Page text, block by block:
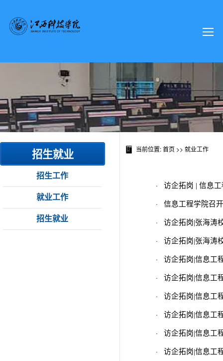
招生就业
招生工作
就业工作
招生就业
当前位置:首页 >> 就业工作
· 访企拓岗 | 信息
· 信息工程学院召
· 访企拓岗|张海涛
· 访企拓岗|张海涛
· 访企拓岗|信息工
· 访企拓岗|信息工
· 访企拓岗|信息工
· 访企拓岗|信息工
· 访企拓岗|信息工
· 访企拓岗|信息工